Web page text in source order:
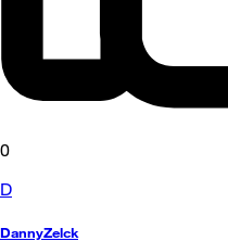
0
D
DannyZelck